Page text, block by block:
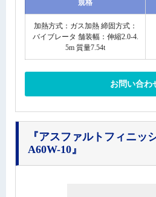
規格
加熱方式：ガス加熱 締固方式：
バイブレータ 舗装幅：伸縮2.0-4.
5m 質量7.54t
お問い合わ
『アスファルトフィニッ
A60W-10』